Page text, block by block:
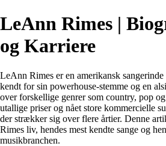
LeAnn Rimes |
og Karriere
LeAnn Rimes er en amerikansk
kendt for sin powerhouse-stemme og en
over forskellige genrer som country, pop
utallige priser og nået store kommercielle
der strækker sig over flere årtier. Denne
Rimes liv, hendes mest kendte sange og
musikbranchen.